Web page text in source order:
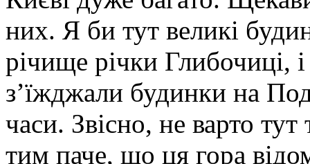
них. Я би тут великі
річище річки Глибочиці,
з’їжджали будинки на
часи. Звісно, не варто тут
тим паче, що ця гора